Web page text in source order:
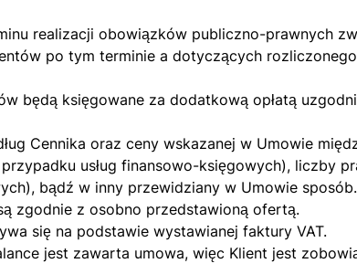
realizacji obowiązków publiczno-prawnych
po tym terminie a dotyczących
będą księgowane za dodatkową opłatą
Cennika oraz ceny wskazanej w Umowie
usług finansowo-księgowych), liczby
bądź w inny przewidziany w Umowie sposób.
zgodnie z osobno przedstawioną ofertą.
się na podstawie wystawianej faktury VAT.
jest zawarta umowa, więc Klient jest